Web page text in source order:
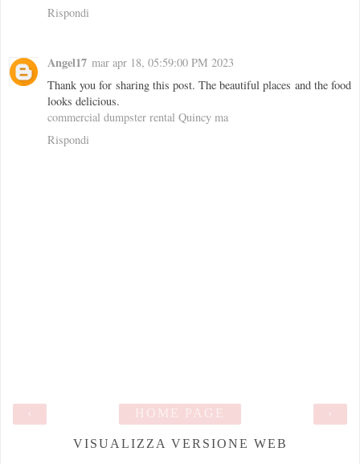
Rispondi
Angel17 mar apr 18, 05:59:00 PM 2023
Thank you for sharing this post. The beautiful places and the food
looks delicious.
commercial dumpster rental Quincy ma
Rispondi
›
HOME PAGE
VISUALIZZA VERSIONE WEB